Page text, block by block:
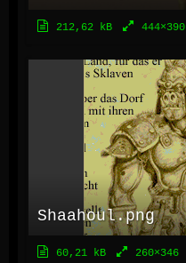
212,62 kB 444×390
Shaahoul.png
60,21 kB 260×346